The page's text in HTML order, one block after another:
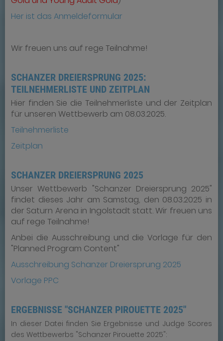
Her ist das Anmeldeformular
Wir freuen uns auf rege Teilnahme!
SCHANZER DREIERSPRUNG 2025:
TEILNEHMERLISTE UND ZEITPLAN
Hier finden Sie die Teilnehmerliste und der Zeitplan
für unseren Wettbewerb am 08.03.2025.
Teilnehmerliste
Zeitplan
SCHANZER DREIERSPRUNG 2025
Unser Wettbewerb "Schanzer Dreiersprung 2025"
findet dieses Jahr am Samstag, den 08.03.2025 in
der Saturn Arena in Ingolstadt statt. Wir freuen uns
auf rege Teilnahme!
Anbei die Ausschreibung und die Vorlage für den
"Planned Program Content"
Ausschreibung Schanzer Dreiersprung 2025
Vorlage PPC
ERGEBNISSE "SCHANZER PIROUETTE 2025"
In dieser Datei finden Sie Ergebnisse und Judge Scores
des Wettbewerbs "Schanzer Pirouette 2025":